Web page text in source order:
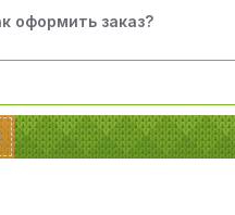
оформить заказ?